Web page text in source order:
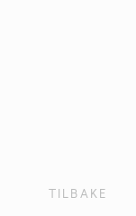
TILBAKE